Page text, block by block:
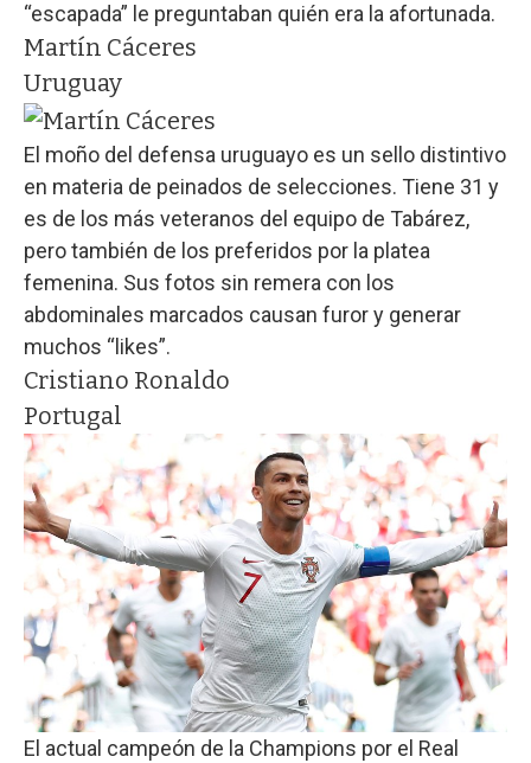
“escapada” le preguntaban quién era la afortunada.
Martín Cáceres
Uruguay
El moño del defensa uruguayo es un sello distintivo
en materia de peinados de selecciones. Tiene 31 y
es de los más veteranos del equipo de Tabárez,
pero también de los preferidos por la platea
femenina. Sus fotos sin remera con los
abdominales marcados causan furor y generar
muchos “likes”.
Cristiano Ronaldo
Portugal
El actual campeón de la Champions por el Real